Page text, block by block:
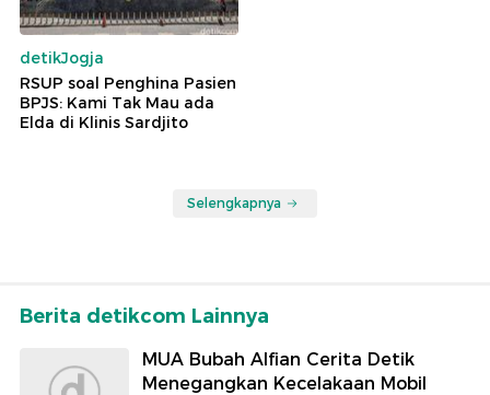
detikJogja
RSUP soal Penghina Pasien
BPJS: Kami Tak Mau ada
Elda di Klinis Sardjito
Selengkapnya
Berita detikcom Lainnya
MUA Bubah Alfian Cerita Detik
Menegangkan Kecelakaan Mobil